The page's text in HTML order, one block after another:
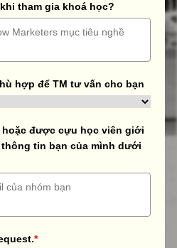
tham gia khoá học?
hợp để TM tư vấn cho bạn
hoặc được cựu học viên giới
tin bạn của mình dưới
*